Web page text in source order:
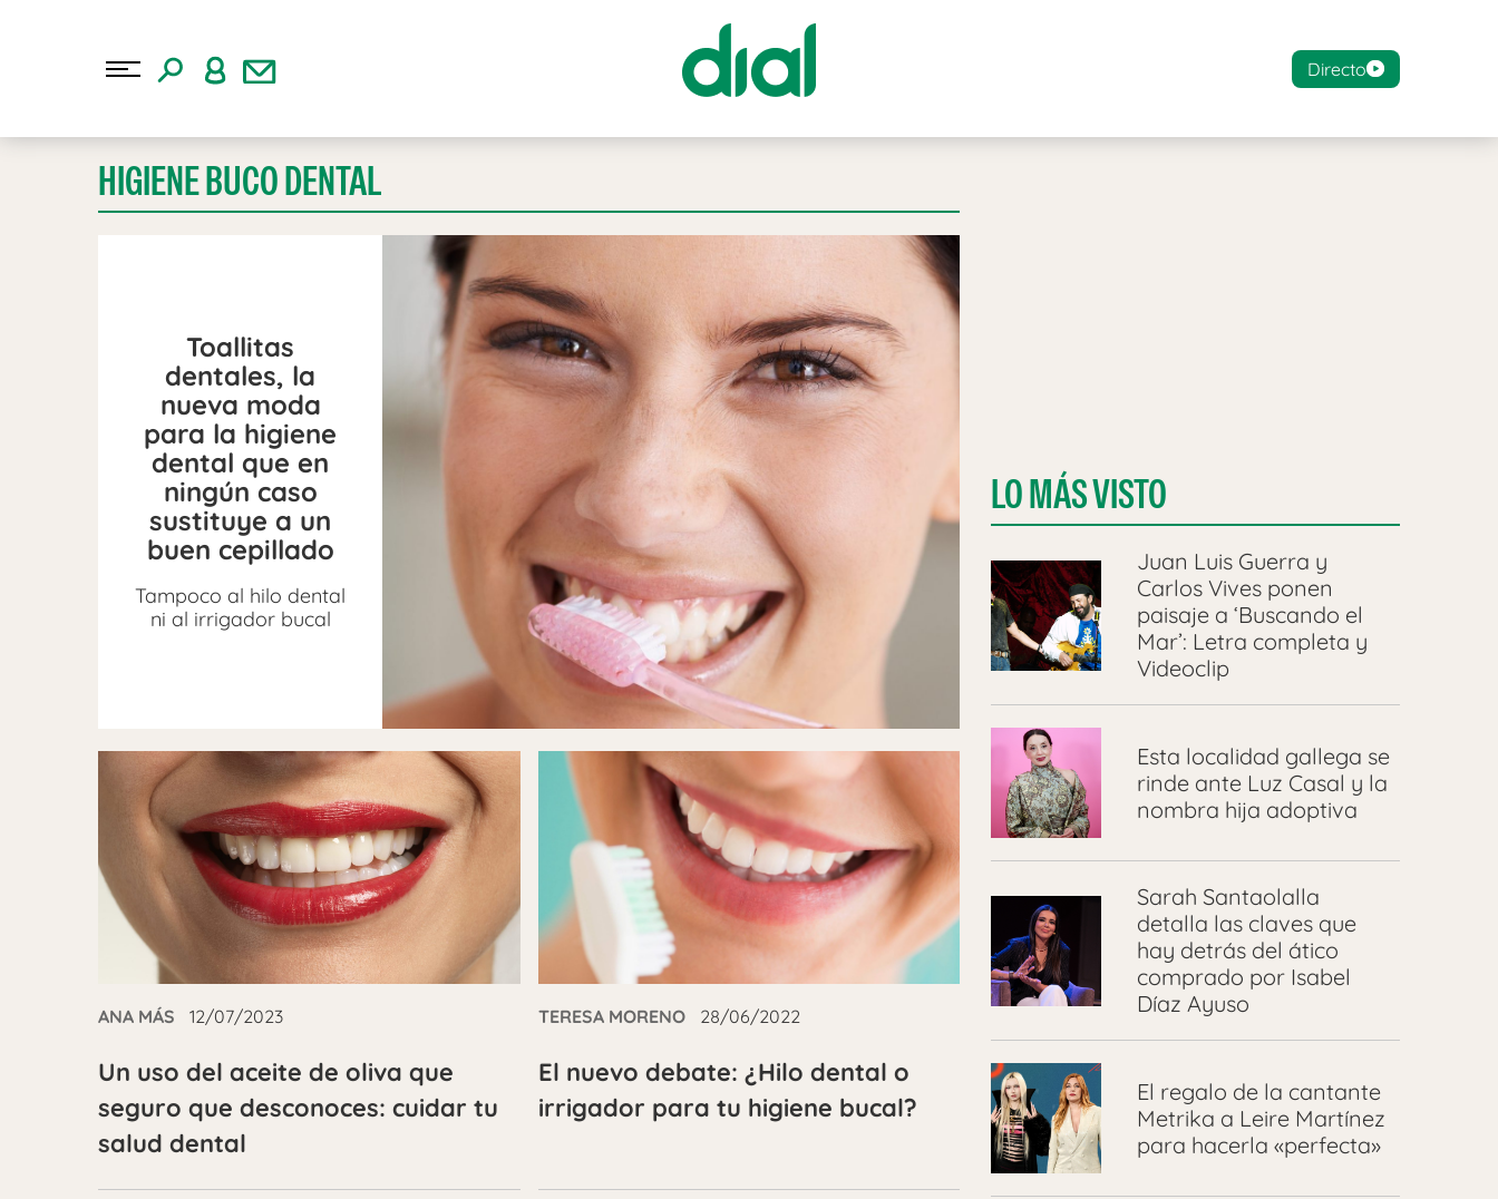
Directo
HIGIENE BUCO DENTAL
Toallitas
dentales, la
nueva moda
para la higiene
dental que en
ningún caso
sustituye a un
buen cepillado
Tampoco al hilo dental
ni al irrigador bucal
ANA MÁS 12/07/2023
Un uso del aceite de oliva que
seguro que desconoces: cuidar tu
salud dental
TERESA MORENO 28/06/2022
El nuevo debate: ¿Hilo dental o
irrigador para tu higiene bucal?
LO MÁS VISTO
Juan Luis Guerra y
Carlos Vives ponen
paisaje a ‘Buscando el
Mar’: Letra completa y
Videoclip
Esta localidad gallega se
rinde ante Luz Casal y la
nombra hija adoptiva
Sarah Santaolalla
detalla las claves que
hay detrás del ático
comprado por Isabel
Díaz Ayuso
El regalo de la cantante
Metrika a Leire Martínez
para hacerla «perfecta»